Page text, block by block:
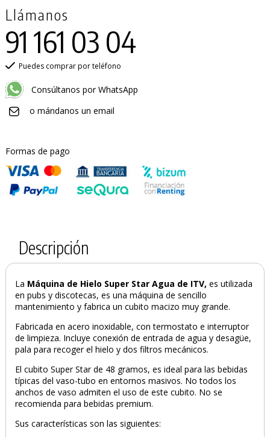
Llámanos
91 161 03 04
Puedes comprar por teléfono
Consúltanos por WhatsApp
o mándanos un email
Formas de pago
Descripción
La Máquina de Hielo Super Star Agua de ITV, es utilizada
en pubs y discotecas, es una máquina de sencillo
mantenimiento y fabrica un cubito macizo muy grande.
Fabricada en acero inoxidable, con termostato e interruptor
de limpieza. Incluye conexión de entrada de agua y desagüe,
pala para recoger el hielo y dos filtros mecánicos.
El cubito Super Star de 48 gramos, es ideal para las bebidas
típicas del vaso-tubo en entornos masivos. No todos los
anchos de vaso admiten el uso de este cubito. No se
recomienda para bebidas premium.
Sus características son las siguientes: